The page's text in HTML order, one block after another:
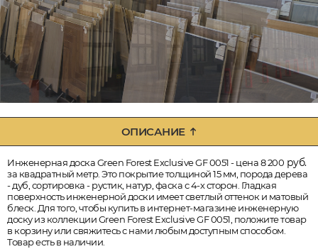
ОПИСАНИЕ
Инженерная доска Green Forest Exclusive GF 0051 - цена 8 200 руб.
за квадратный метр. Это покрытие толщиной 15 мм, порода дерева
- дуб, сортировка - рустик, натур, фаска с 4-х сторон. Гладкая
поверхность инженерной доски имеет светлый оттенок и матовый
блеск. Для того, чтобы купить в интернет-магазине инженерную
доску из коллекции Green Forest Exclusive GF 0051, положите товар
в корзину или свяжитесь с нами любым доступным способом.
Товар есть в наличии.